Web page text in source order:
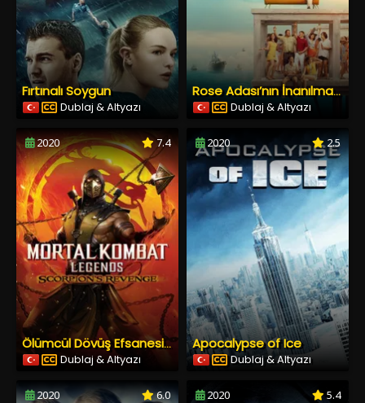
Fırtınalı Soygun
Dublaj & Altyazı
Rose Adası’nın İnanılmaz Hikâyesi
Dublaj & Altyazı
2020 7.4
Ölümcül Dövüş Efsanesi Akrebin İntikamı
Dublaj & Altyazı
2020 2.5
Apocalypse of Ice
Dublaj & Altyazı
2020 6.0 2020 5.4